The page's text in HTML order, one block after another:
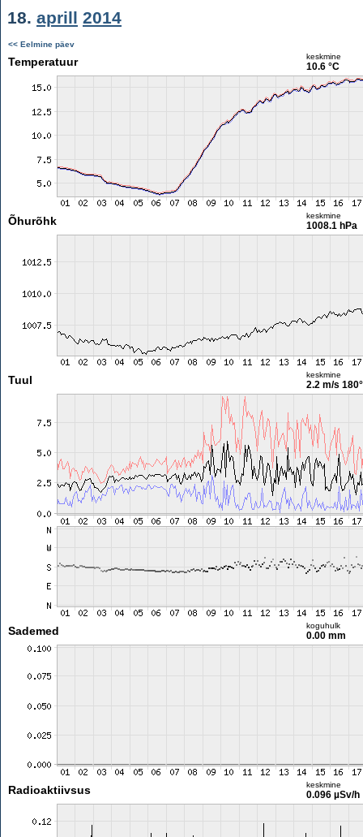
18. aprill 2014
<< Eelmine päev
Temperatuur keskmine
10.6 °C
Õhurõhk keskmine
1008.1 hPa
Tuul keskmine
2.2 m/s 180°
Sademed koguhulk
0.00 mm
Radioaktiivsus keskmine
0.096 µSv/h